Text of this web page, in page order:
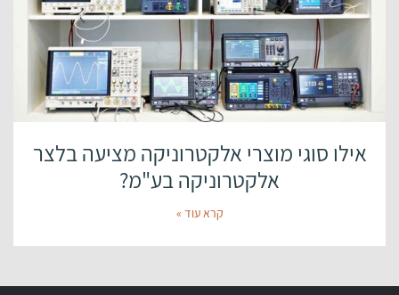
אילו סוגי מוצרי אלקטרוניקה מציעה בלצר
אלקטרוניקה בע"מ?
קרא עוד »